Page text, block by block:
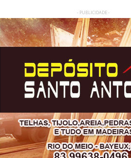
- PUBLICIDADE -